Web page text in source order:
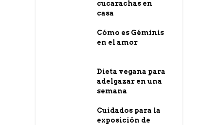
cucarachas en
casa
Cómo es Géminis
en el amor
Dieta vegana para
adelgazar en una
semana
Cuidados para la
exposición de